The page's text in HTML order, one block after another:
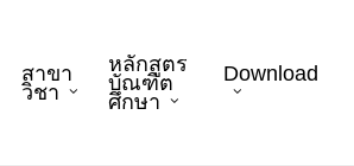
สาขา
วิชา
หลักสูตร
บัณฑิต
ศึกษา
Download